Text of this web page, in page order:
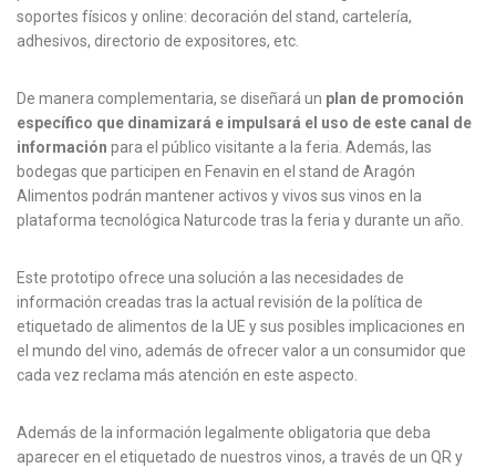
soportes físicos y online: decoración del stand, cartelería,
adhesivos, directorio de expositores, etc.
De manera complementaria, se diseñará un plan de promoción
específico que dinamizará e impulsará el uso de este canal de
información para el público visitante a la feria. Además, las
bodegas que participen en Fenavin en el stand de Aragón
Alimentos podrán mantener activos y vivos sus vinos en la
plataforma tecnológica Naturcode tras la feria y durante un año.
Este prototipo ofrece una solución a las necesidades de
información creadas tras la actual revisión de la política de
etiquetado de alimentos de la UE y sus posibles implicaciones en
el mundo del vino, además de ofrecer valor a un consumidor que
cada vez reclama más atención en este aspecto.
Además de la información legalmente obligatoria que deba
aparecer en el etiquetado de nuestros vinos, a través de un QR y